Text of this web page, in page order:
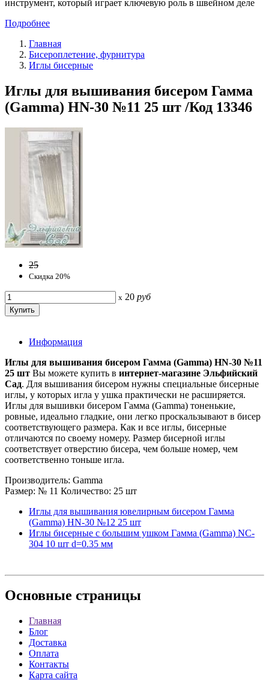
инструмент, который играет ключевую роль в швейном деле
Подробнее
Главная
Бисероплетение, фурнитура
Иглы бисерные
Иглы для вышивания бисером Гамма
(Gamma) HN-30 №11 25 шт /Код 13346
25
Скидка 20%
x 20 руб
Информация
Иглы для вышивания бисером Гамма (Gamma) HN-30 №11
25 шт Вы можете купить в интернет-магазине Эльфийский
Сад. Для вышивания бисером нужны специальные бисерные
иглы, у которых игла у ушка практически не расширяется.
Иглы для вышивки бисером Гамма (Gamma) тоненькие,
ровные, идеально гладкие, они легко проскальзывают в бисер
соответствующего размера. Как и все иглы, бисерные
отличаются по своему номеру. Размер бисерной иглы
соответствует отверстию бисера, чем больше номер, чем
соответственно тоньше игла.
Производитель: Gamma
Размер: № 11 Количество: 25 шт
Иглы для вышивания ювелирным бисером Гамма
(Gamma) HN-30 №12 25 шт
Иглы бисерные с большим ушком Гамма (Gamma) NC-
304 10 шт d=0.35 мм
Основные страницы
Главная
Блог
Доставка
Оплата
Контакты
Карта сайта